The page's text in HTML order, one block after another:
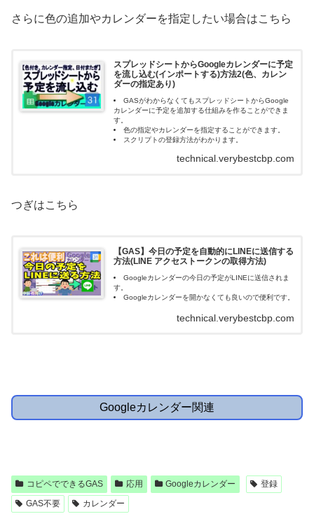
さらに色の追加やカレンダーを指定したい場合はこちら
スプレッドシートからGoogleカレンダーに予定
を流し込む(インポートする)方法2(色、カレン
ダーの指定あり)
GASがわからなくてもスプレッドシートからGoogle
カレンダーに予定を追加する仕組みを作ることができま
す。
色の指定やカレンダーを指定することができます。
スクリプトの登録方法がわかります。
technical.verybestcbp.com
つぎはこちら
【GAS】今日の予定を自動的にLINEに送信する
方法(LINE アクセストークンの取得方法)
Googleカレンダーの今日の予定がLINEに送信されま
す。
Googleカレンダーを開かなくても良いので便利です。
technical.verybestcbp.com
Googleカレンダー関連
コピペでできるGAS 応用 Googleカレンダー
登録
GAS不要
カレンダー